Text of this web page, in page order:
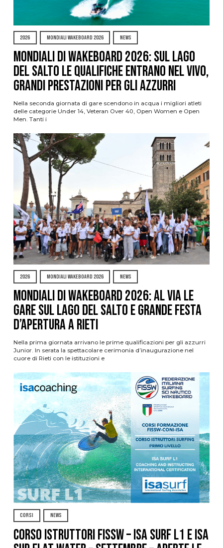
2026 MONDIALI WAKEBOARD 2026 NEWS
Mondiali di Wakeboard 2026: sul Lago
del Salto le qualifiche entrano nel vivo,
grandi prestazioni per gli azzurri
Nella seconda giornata di gare scendono in acqua i migliori atleti
delle categorie Under 14, Veteran Over 40, Open Women e Open
Men. Tanti i
2026 MONDIALI WAKEBOARD 2026 NEWS
Mondiali di Wakeboard 2026: al via le
gare sul Lago del Salto e grande festa
d’apertura a Rieti
Nella prima giornata arrivano le prime qualificazioni per gli azzurri
Junior. In serata la spettacolare cerimonia d’inaugurazione nel
cuore di Rieti con le istituzioni e
CORSI NEWS
CORSO ISTRUTTORI FISSW – ISA SURF L1 e ISA